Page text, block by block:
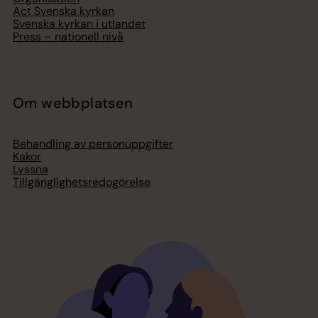
Act Svenska kyrkan
Svenska kyrkan i utlandet
Press – nationell nivå
Om webbplatsen
Behandling av personuppgifter
Kakor
Lyssna
Tillgänglighetsredogörelse